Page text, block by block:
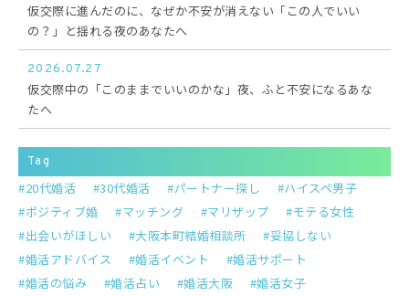
仮交際に進んだのに、なぜか不安が消えない「この人でいい
の？」と揺れる夜のあなたへ
2026.07.27
仮交際中の「このままでいいのかな」夜、ふと不安になるあな
たへ
Tag
20代婚活 30代婚活 パートナー探し
ハイスペ男子
ポジティブ婚
マッチング マリザップ
モテる女性
出会いがほしい
大阪本町結婚相談所
妥協しない
婚活アドバイス
婚活イベント
婚活サポート
婚活の悩み
婚活占い 婚活大阪
婚活女子